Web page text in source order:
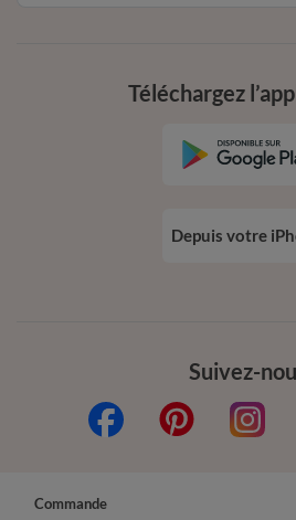
Suivez-
Téléchargez
Depuis votre
Commande